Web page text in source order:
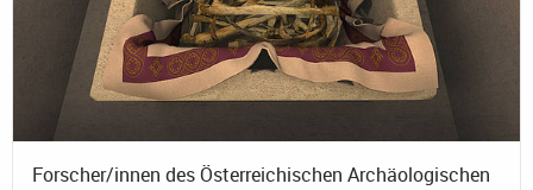
Forscher/innen des Österreichischen Archäologischen